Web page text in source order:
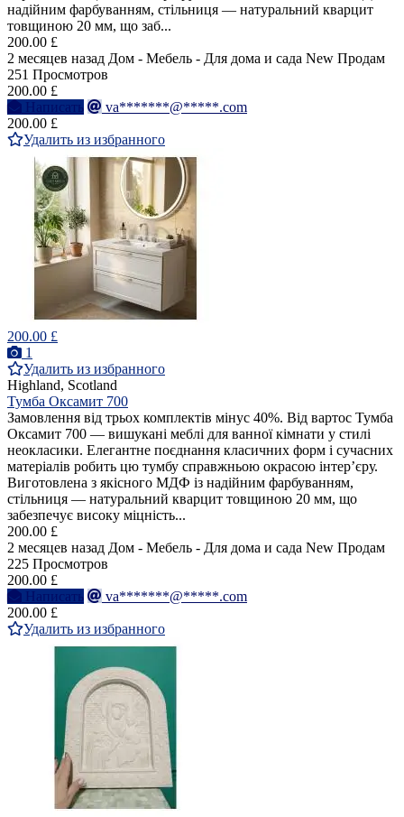
надійним фарбуванням, стільниця — натуральний кварцит
товщиною 20 мм, що заб...
200.00 £
2 месяцев назад Дом - Мебель - Для дома и сада New Продам
251 Просмотров
200.00 £
Написать
va*******@*****.com
200.00 £
Удалить из избранного
200.00 £
1
Удалить из избранного
Highland, Scotland
Тумба Оксамит 700
Замовлення від трьох комплектів мінус 40%. Від вартос Тумба
Оксамит 700 — вишукані меблі для ванної кімнати у стилі
неокласики. Елегантне поєднання класичних форм і сучасних
матеріалів робить цю тумбу справжньою окрасою інтер’єру.
Виготовлена з якісного МДФ із надійним фарбуванням,
стільниця — натуральний кварцит товщиною 20 мм, що
забезпечує високу міцність...
200.00 £
2 месяцев назад Дом - Мебель - Для дома и сада New Продам
225 Просмотров
200.00 £
Написать
va*******@*****.com
200.00 £
Удалить из избранного